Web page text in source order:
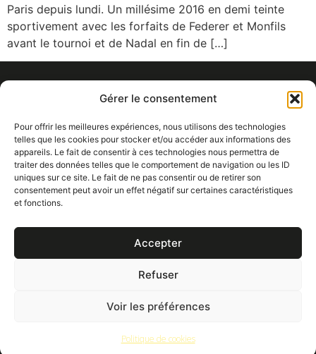
Gérer le consentement
Pour offrir les meilleures expériences, nous utilisons des technologies
telles que les cookies pour stocker et/ou accéder aux informations des
appareils. Le fait de consentir à ces technologies nous permettra de
traiter des données telles que le comportement de navigation ou les ID
uniques sur ce site. Le fait de ne pas consentir ou de retirer son
consentement peut avoir un effet négatif sur certaines caractéristiques
et fonctions.
Accepter
Refuser
Voir les préférences
Politique de cookies
Paris depuis lundi. Un millésime 2016 en demi teinte
sportivement avec les forfaits de Federer et Monfils
avant le tournoi et de Nadal en fin de […]
11 Rue Alsace Lorraine, 69001 Lyon
contact@agence-chronique.com
Confidentialité© Agence Chronique 2025